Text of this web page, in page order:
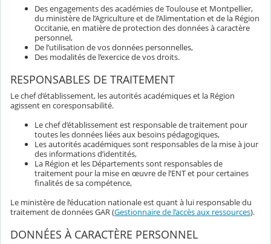
Des engagements des académies de Toulouse et Montpellier,
du ministère de l’Agriculture et de l’Alimentation et de la Région
Occitanie, en matière de protection des données à caractère
personnel,
De l’utilisation de vos données personnelles,
Des modalités de l’exercice de vos droits.
RESPONSABLES DE TRAITEMENT
Le chef d’établissement, les autorités académiques et la Région
agissent en coresponsabilité.
Le chef d’établissement est responsable de traitement pour
toutes les données liées aux besoins pédagogiques,
Les autorités académiques sont responsables de la mise à jour
des informations d’identités,
La Région et les Départements sont responsables de
traitement pour la mise en œuvre de l’ENT et pour certaines
finalités de sa compétence,
Le ministère de l’éducation nationale est quant à lui responsable du
traitement de données GAR (Gestionnaire de l’accès aux ressources).
DONNÉES À CARACTÈRE PERSONNEL